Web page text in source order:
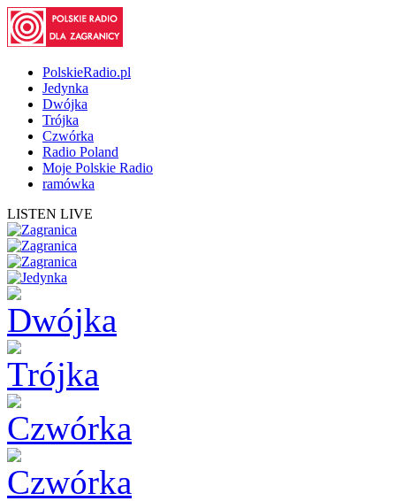
PolskieRadio.pl
Jedynka
Dwójka
Trójka
Czwórka
Radio Poland
Moje Polskie Radio
ramówka
LISTEN LIVE